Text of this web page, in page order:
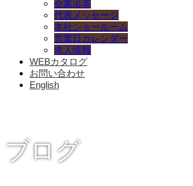
企業沿革
代表メッセージ
本社ショールーム
営業日カレンダー
求人情報
WEBカタログ
お問い合わせ
English
ブログ